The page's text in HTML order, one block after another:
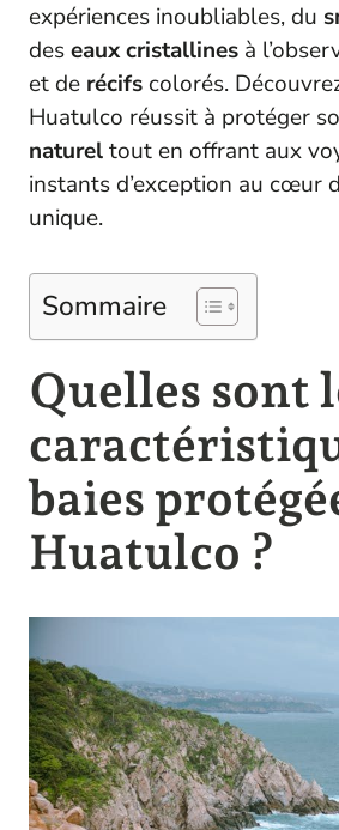
expériences inoubliables, du
deseaux cristallines à
et de récifs colorés.
Huatulco réussit à protéger
natureltout en offrant aux
instants d’exception au cœur
unique.
Sommaire
Quelles sont
baies
Huatulco ?